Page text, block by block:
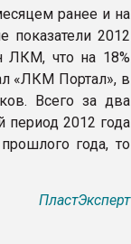
ранее и на
показатели 2012
ЛКМ, что на 18%
«ЛКМ Портал», в
Всего за два
период 2012 года
года, то
ПластЭксперт